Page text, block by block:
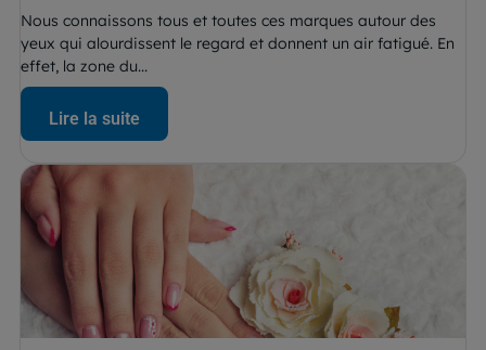
Nous connaissons tous et toutes ces marques autour des
yeux qui alourdissent le regard et donnent un air fatigué. En
effet, la zone du...
Lire la suite